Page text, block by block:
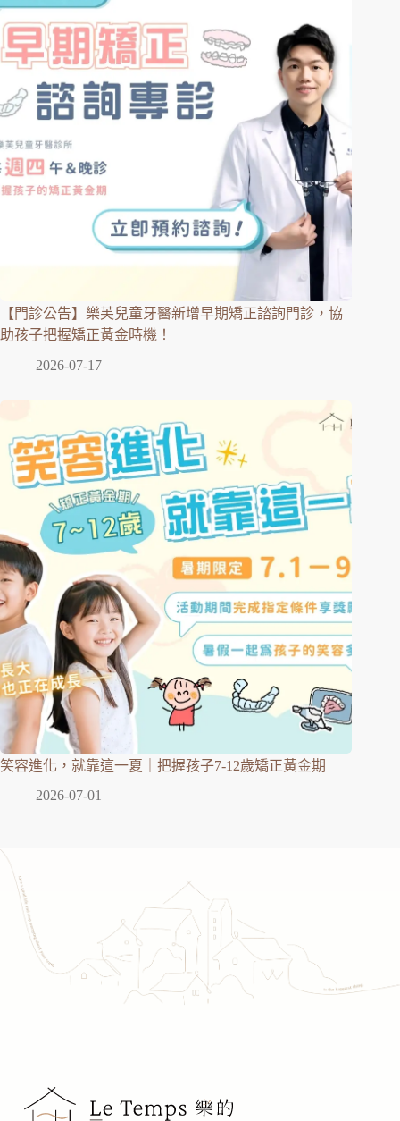
【門診公告】樂芙兒童牙醫新增早期矯正諮詢門診，協
助孩子把握矯正黃金時機！
2026-07-17
笑容進化，就靠這一夏｜把握孩子7-12歲矯正黃金期
2026-07-01